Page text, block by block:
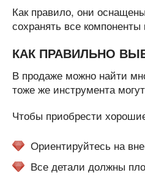
Как правило, они
сохранять все
КАК ПРАВИЛЬНО
В продаже можно найти
тоже же инструмента
Чтобы приобрести
Ориентируйтесь на
Все детали должны